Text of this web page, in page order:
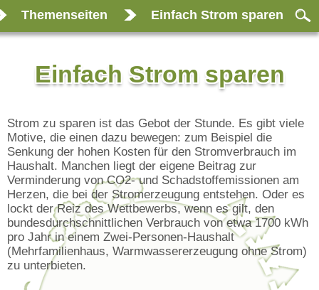
Themenseiten Einfach Strom sparen
Einfach Strom sparen
Strom zu sparen ist das Gebot der Stunde. Es gibt viele
Motive, die einen dazu bewegen: zum Beispiel die
Senkung der hohen Kosten für den Stromverbrauch im
Haushalt. Manchen liegt der eigene Beitrag zur
Verminderung von CO2- und Schadstoffemissionen am
Herzen, die bei der Stromerzeugung entstehen. Oder es
lockt der Reiz des Wettbewerbs, wenn es gilt, den
bundesdurchschnittlichen Verbrauch von etwa 1700 kWh
pro Jahr in einem Zwei-Personen-Haushalt
(Mehrfamilienhaus, Warmwassererzeugung ohne Strom)
zu unterbieten.